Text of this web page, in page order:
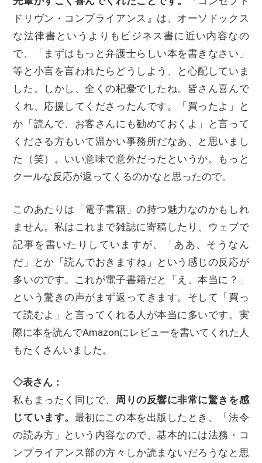
ドリヴン・コンプライアンス』は、オーソドックス
な法律書というよりもビジネス書に近い内容なの
で、「まずはもっと弁護士らしい本を書きなさい」
等と小言を言われたらどうしよう、と心配していま
した。しかし、全くの杞憂でしたね。皆さん喜んで
くれ、応援してくださったんです。「買ったよ」と
か「読んで、お客さんにも勧めておくよ」と言って
くださる方もいて温かい事務所だなあ、と思いまし
た（笑）。いい意味で意外だったというか。もっと
クールな反応が返ってくるのかなと思ったので。
このあたりは「電子書籍」の持つ魅力なのかもしれ
ません。私はこれまで雑誌に寄稿したり、ウェブで
記事を書いたりしていますが、「ああ、そうなん
だ」とか「読んでおきますね」という感じの反応が
多いのです。これが電子書籍だと「え、本当に？」
という驚きの声がまず返ってきます。そして「買っ
て読むよ」と言ってくれる人が本当に多いです。実
際に本を読んでAmazonにレビューを書いてくれた人
もたくさんいました。
◇表さん：
私もまったく同じで、 周りの反響に非常に驚きを感
じています。 最初にこの本を出版したとき、「法令
の読み方」という内容なので、基本的には法務・コ
ンプライアンス部の方々しか読まないだろうなと思